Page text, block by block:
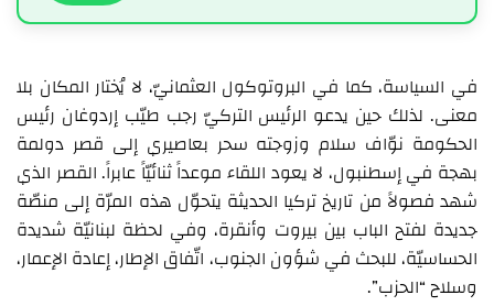
في السياسة، كما في البروتوكول العثمانيّ، لا يُختار المكان بلا
معنى. لذلك حين يدعو الرئيس التركيّ رجب طيّب إردوغان رئيس
الحكومة نوّاف سلام وزوجته سحر بعاصيري إلى قصر دولمة
بهجة في إسطنبول، لا يعود اللقاء موعداً ثنائيّاً عابراً. القصر الذي
شهد فصولاً من تاريخ تركيا الحديثة يتحوّل هذه المرّة إلى منصّة
جديدة لفتح الباب بين بيروت وأنقرة، وفي لحظة لبنانيّة شديدة
الحساسيّة، للبحث في شؤون الجنوب، اتّفاق الإطار، إعادة الإعمار،
وسلاح “الحزب”.